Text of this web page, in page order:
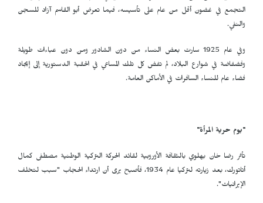
التجمع في غضون أقل من عام على تأسيسه، فيما تعرض أبو القاسم آزاد للسجن
والنفي.
وفي عام 1925 سارت بعض النساء من دون الشادور ومن دون عباءات طويلة
وفضفاضة في شوارع البلاد، لم تفض كل تلك المساعي في الحقبة الدستورية إلى إيجاد
فضاء عام للنساء السافرات في الأماكن العامة.
"يوم حرية المرأة"
تأثر رضا خان بهلوي بالثقافة الأوروبية لقائد الحركة التركية الوطنية مصطفى كمال
أتاتورك، بعد زيارته لتركيا عام 1934، فأصبح يرى أن ارتداء الحجاب "سبب لتخلف
الإيرانيات".